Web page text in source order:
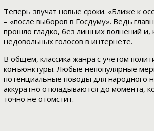
Теперь звучат новые сроки. «Ближе к
– «после выборов в Госдуму». Ведь
прошло гладко, без лишних волнений и,
недовольных голосов в интернете.
В общем, классика жанра с учетом
конъюнктуры. Любые непопулярные
потенциальные поводы для народного
аккуратно откладываются до момента,
точно не отомстит.